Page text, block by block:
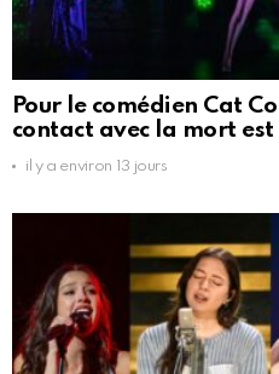
Pour le comédien Cat
contact avec la mort
il y a environ 13 jours